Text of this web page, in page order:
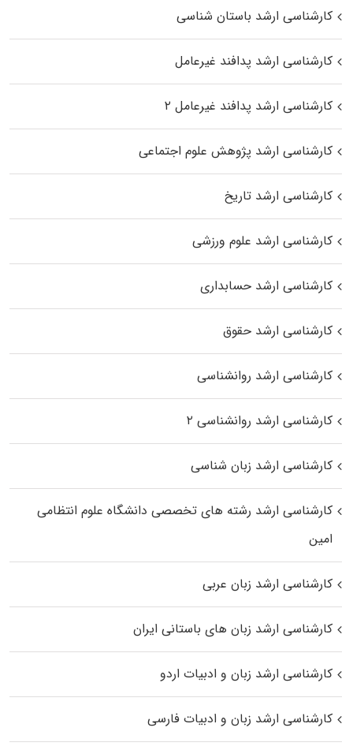
کارشناسی ارشد باستان شناسی
کارشناسی ارشد پدافند غیرعامل
کارشناسی ارشد پدافند غیرعامل ۲
کارشناسی ارشد پژوهش علوم اجتماعی
کارشناسی ارشد تاریخ
کارشناسی ارشد علوم ورزشی
کارشناسی ارشد حسابداری
کارشناسی ارشد حقوق
کارشناسی ارشد روانشناسی
کارشناسی ارشد روانشناسی ۲
کارشناسی ارشد زبان شناسی
کارشناسی ارشد رﺷﺘﻪ ﻫﺎی تخصصی داﻧﺸﮕﺎه ﻋﻠﻮم انتظامی
اﻣﻴﻦ
کارشناسی ارشد زبان عربی
کارشناسی ارشد زبان‌ های باستانی ایران
کارشناسی ارشد زبان و ادبیات اردو
کارشناسی ارشد زبان و ادبیات فارسی